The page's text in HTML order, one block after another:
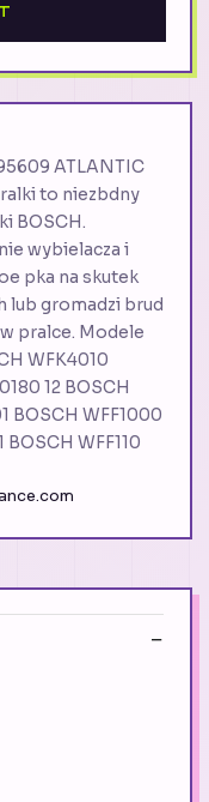
ATLANTIC
to niezbdny
BOSCH.
wybielacza i
pka na skutek
lub gromadzi brud
pralce. Modele
WFK4010
12 BOSCH
BOSCH WFF1000
BOSCH WFF110